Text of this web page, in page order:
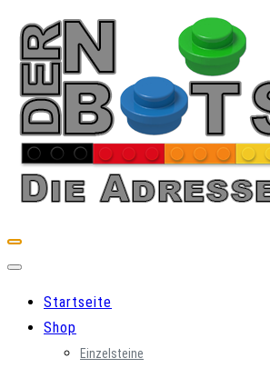
Skip
content
Startseite
Shop
Einzelsteine